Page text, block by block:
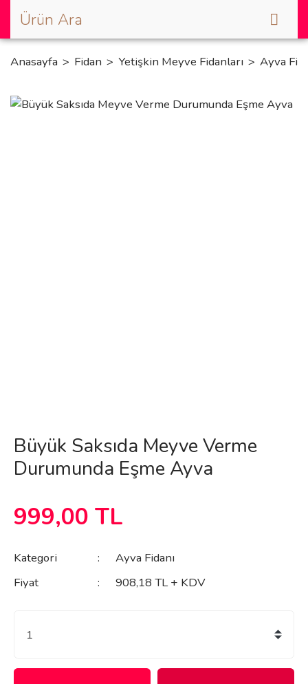
Anasayfa Fidan Yetişkin Meyve Fidanları Ayva
Büyük Saksıda Meyve Verme
Durumunda Eşme Ayva
999,00 TL
Kategori
Ayva Fidanı
Fiyat
908,18 TL + KDV